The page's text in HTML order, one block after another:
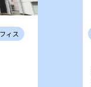
ィス